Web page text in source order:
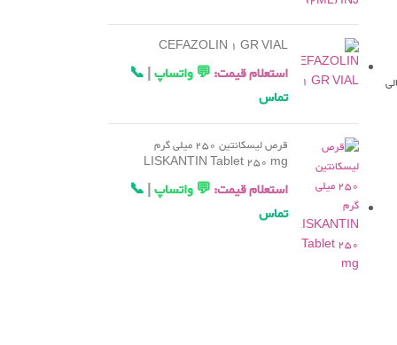
CEFAZOLIN 1 GR VIAL
استعلام قیمت:💬 واتساپ|
📞
تماس
قرص لیسکانتین 250 میلی گرم
LISKANTIN Tablet 250 mg
استعلام قیمت:💬 واتساپ|
📞
تماس